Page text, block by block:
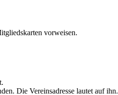
vorweisen.
Die Vereinsadresse lautet auf ihn.